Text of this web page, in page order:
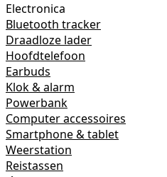
Electronica
Bluetooth tracker
Draadloze lader
Hoofdtelefoon
Earbuds
Klok & alarm
Powerbank
Computer accessoires
Smartphone & tablet
Weerstation
Reistassen